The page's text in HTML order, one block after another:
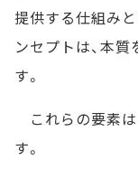
提供する仕組み
ンセプトは、本
す。
これらの要素は
す。